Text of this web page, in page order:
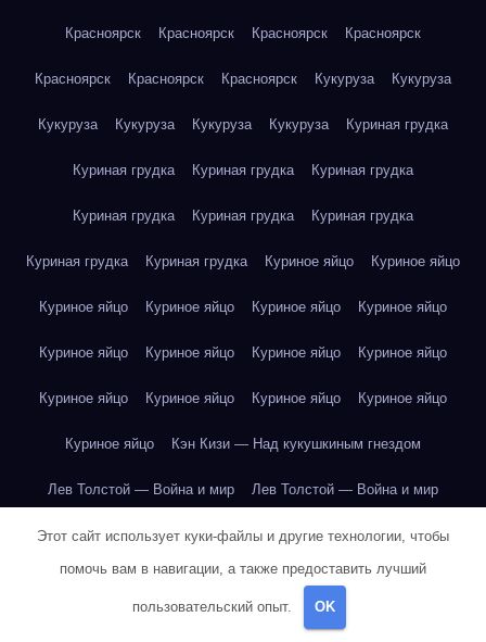
Красноярск Красноярск Красноярск Красноярск
Красноярск Красноярск Красноярск Кукуруза Кукуруза
Кукуруза Кукуруза Кукуруза Кукуруза Куриная грудка
Куриная грудка Куриная грудка Куриная грудка
Куриная грудка Куриная грудка Куриная грудка
Куриная грудка Куриная грудка Куриное яйцо Куриное яйцо
Куриное яйцо Куриное яйцо Куриное яйцо Куриное яйцо
Куриное яйцо Куриное яйцо Куриное яйцо Куриное яйцо
Куриное яйцо Куриное яйцо Куриное яйцо Куриное яйцо
Куриное яйцо Кэн Кизи — Над кукушкиным гнездом
Лев Толстой — Война и мир Лев Толстой — Война и мир
Лев Толстой — Война и мир Лев Толстой — Война и мир
Лев Толстой — Война и мир Лев Толстой — Война и мир
Лев Толстой — Война и мир
Этот сайт использует куки-файлы и другие технологии, чтобы
помочь вам в навигации, а также предоставить лучший
пользовательский опыт. OK